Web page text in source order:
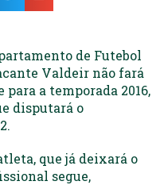
de Futebol
Valdeir não fará
a temporada 2016,
disputará o
que já deixará o
segue,